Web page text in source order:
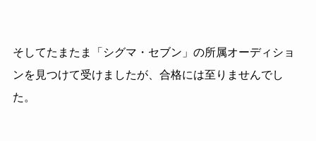
そしてたまたま「シグマ・セブン」の所属オーディショ
ンを見つけて受けましたが、合格には至りませんでし
た。